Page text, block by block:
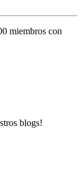
miembros con
blogs!